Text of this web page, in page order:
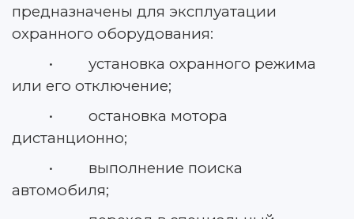
предназначены для эксплуатации
охранного оборудования:
• установка охранного режима
или его отключение;
• остановка мотора
дистанционно;
• выполнение поиска
автомобиля;